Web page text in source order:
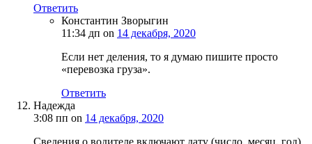
Ответить
Константин Зворыгин
11:34 дп on 14 декабря, 2020
Если нет деления, то я думаю пишите просто
«перевозка груза».
Ответить
Надежда
3:08 пп on 14 декабря, 2020